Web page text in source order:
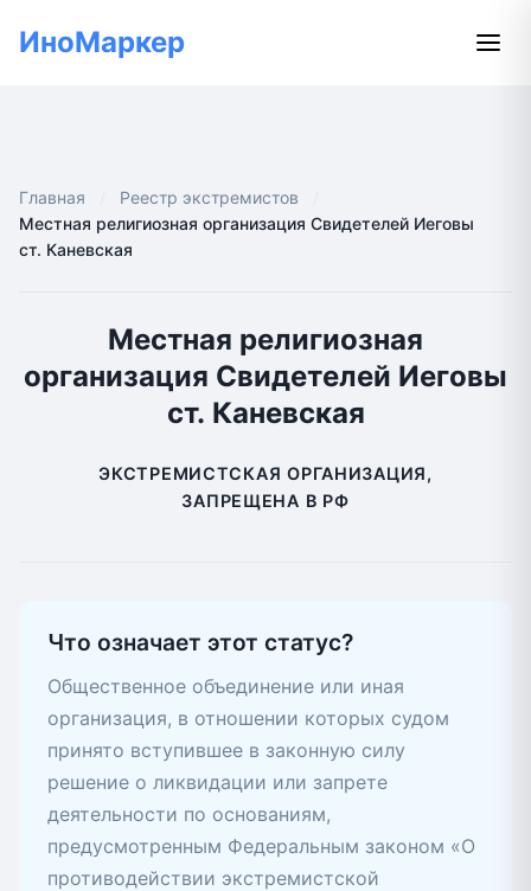
ИноМаркер
Главная
Реестр экстремистов
Местная религиозная организация Свидетелей Иеговы
ст. Каневская
Местная религиозная
организация Свидетелей Иеговы
ст. Каневская
ЭКСТРЕМИСТСКАЯ ОРГАНИЗАЦИЯ,
ЗАПРЕЩЕНА В РФ
Что означает этот статус?
Общественное объединение или иная
организация, в отношении которых судом
принято вступившее в законную силу
решение о ликвидации или запрете
деятельности по основаниям,
предусмотренным Федеральным законом «О
противодействии экстремистской